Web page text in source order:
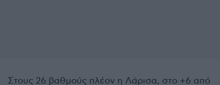
Στους 26 βαθμούς πλέον η Λάρισα, στο +6 από